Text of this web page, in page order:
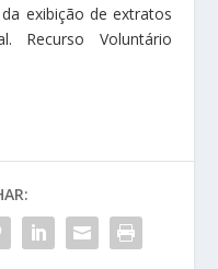
exibição de extratos
Recurso Voluntário